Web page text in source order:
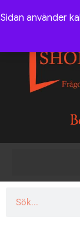
Sidan använder